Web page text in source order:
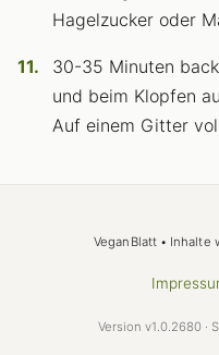
Hagelzucker oder
30-35 Minuten
und beim Klopfen
Auf einem Gitter
VeganBlatt • Inhalte
Version v1.0.2680 ·